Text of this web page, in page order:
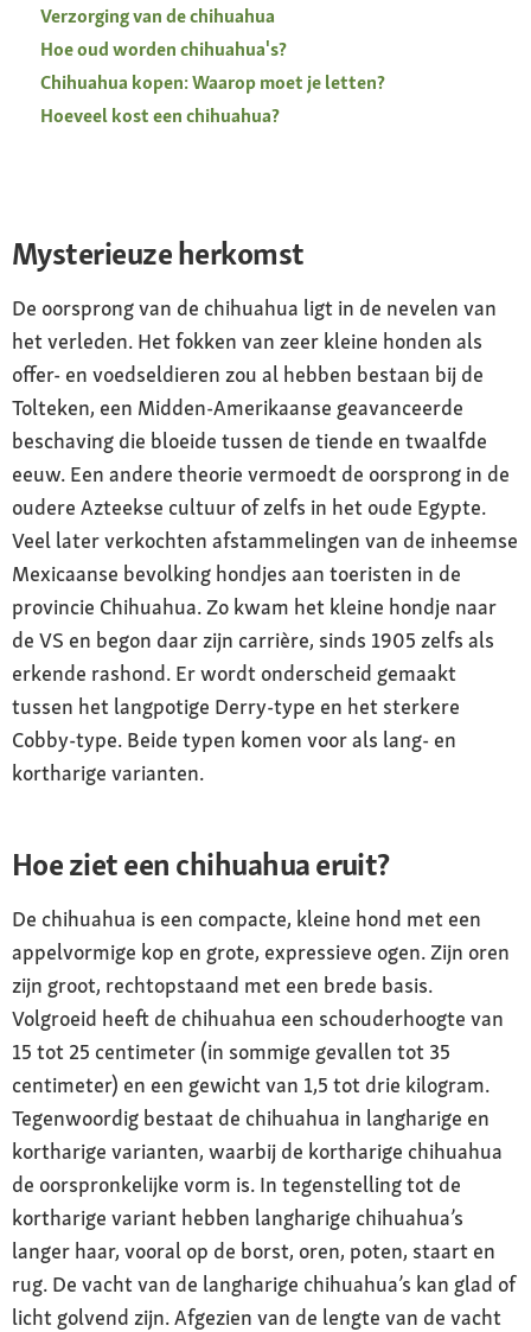
Verzorging van de chihuahua
Hoe oud worden chihuahua's?
Chihuahua kopen: Waarop moet je letten?
Hoeveel kost een chihuahua?
Mysterieuze herkomst
De oorsprong van de chihuahua ligt in de nevelen van
het verleden. Het fokken van zeer kleine honden als
offer- en voedseldieren zou al hebben bestaan bij de
Tolteken, een Midden-Amerikaanse geavanceerde
beschaving die bloeide tussen de tiende en twaalfde
eeuw. Een andere theorie vermoedt de oorsprong in de
oudere Azteekse cultuur of zelfs in het oude Egypte.
Veel later verkochten afstammelingen van de inheemse
Mexicaanse bevolking hondjes aan toeristen in de
provincie Chihuahua. Zo kwam het kleine hondje naar
de VS en begon daar zijn carrière, sinds 1905 zelfs als
erkende rashond. Er wordt onderscheid gemaakt
tussen het langpotige Derry-type en het sterkere
Cobby-type. Beide typen komen voor als lang- en
kortharige varianten.
Hoe ziet een chihuahua eruit?
De chihuahua is een compacte, kleine hond met een
appelvormige kop en grote, expressieve ogen. Zijn oren
zijn groot, rechtopstaand met een brede basis.
Volgroeid heeft de chihuahua een schouderhoogte van
15 tot 25 centimeter (in sommige gevallen tot 35
centimeter) en een gewicht van 1,5 tot drie kilogram.
Tegenwoordig bestaat de chihuahua in langharige en
kortharige varianten, waarbij de kortharige chihuahua
de oorspronkelijke vorm is. In tegenstelling tot de
kortharige variant hebben langharige chihuahua’s
langer haar, vooral op de borst, oren, poten, staart en
rug. De vacht van de langharige chihuahua’s kan glad of
licht golvend zijn. Afgezien van de lengte van de vacht